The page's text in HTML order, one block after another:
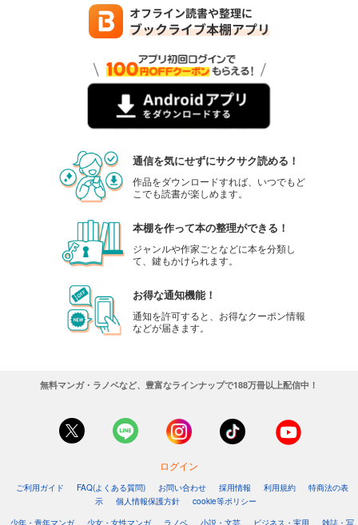
通信を気にせずにサクサク読める！
作品をダウンロードすれば、いつでもど
こでも読書が楽しめます。
本棚を作って本の整理ができる！
ジャンルや作家ごとなどに本を分類し
て、鍵もかけられます。
お得な通知機能！
通知を許可すると、お得なクーポン情報
などが届きます。
無料マンガ・ラノベなど、豊富なラインナップで188万冊以上配信中！
ログイン
ご利用ガイド FAQ(よくある質問) お問い合わせ 採用情報 利用規約
特商法の表
示
個人情報保護方針
cookie等ポリシー
少年・青年マンガ
少女・女性マンガ ラノベ 小説・文芸 ビジネス・実用 雑誌・写